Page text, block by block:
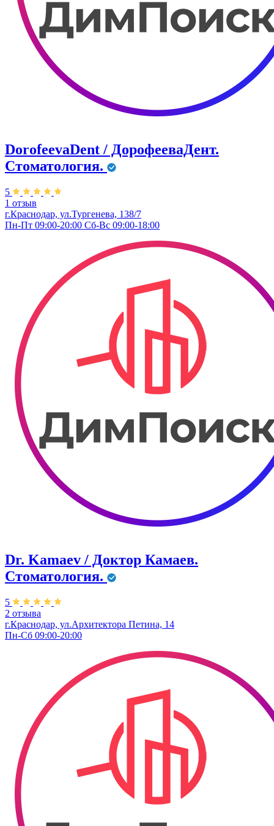
DorofeevaDent / ДорофееваДент.
Стоматология.
5
1 отзыв
г.Краснодар, ул.Тургенева, 138/7
Пн-Пт 09:00-20:00 Сб-Вс 09:00-18:00
Dr. Kamaev / Доктор Камаев.
Стоматология.
5
2 отзыва
г.Краснодар, ул.Архитектора Петина, 14
Пн-Сб 09:00-20:00